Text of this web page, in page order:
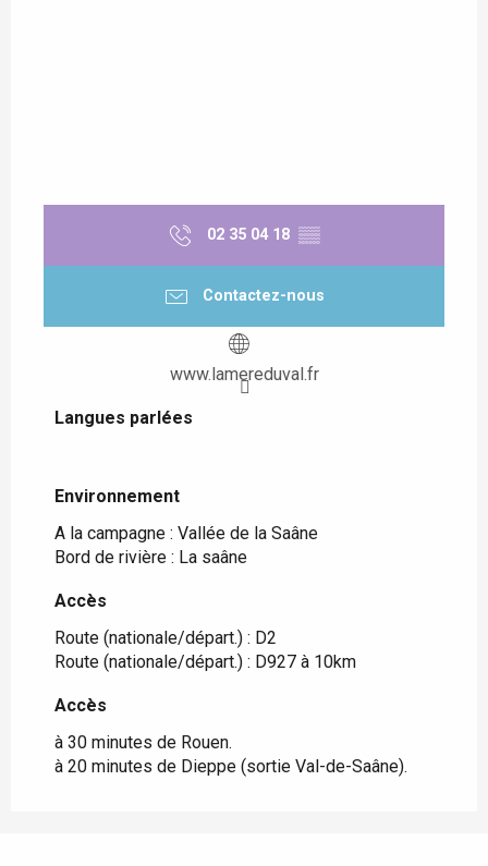
02 35 04 18 ▒▒
Contactez-nous
www.lamereduval.fr
Langues parlées
Langues parlées
Environnement
Environnement
A la campagne : Vallée de la Saâne
Bord de rivière : La saâne
Accès
Accès
Route (nationale/départ.) : D2
Route (nationale/départ.) : D927 à 10km
Accès
Accès
à 30 minutes de Rouen.
à 20 minutes de Dieppe (sortie Val-de-Saâne).